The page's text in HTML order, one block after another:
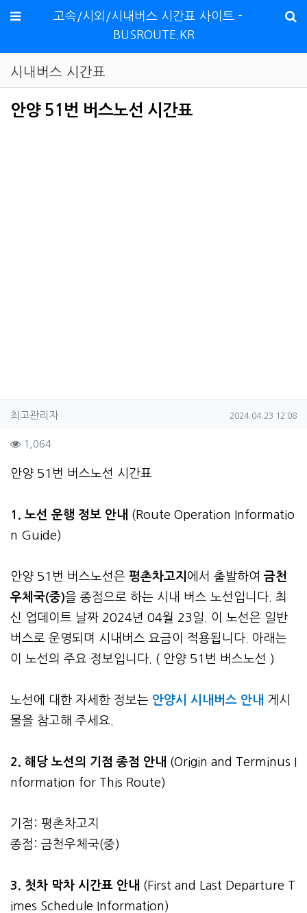
메뉴
고속/시외/시내버스 시간표 사이트 -
BUSROUTE.KR
시내버스 시간표
안양 51번 버스노선 시간표
작성자 정보
최고관리자작성 작성일
2024.04.23 12:08
컨텐츠 정보
1,064
본문
안양 51번 버스노선 시간표
1. 노선 운행 정보 안내 (Route Operation Informatio
n Guide)
안양 51번 버스노선은 평촌차고지 에서 출발하여 금천
우체국(중)을 종점으로 하는 시내 버스 노선입니다. 최
신 업데이트 날짜 2024년 04월 23일. 이 노선은 일반
버스로 운영되며 시내버스 요금이 적용됩니다. 아래는
이 노선의 주요 정보입니다. ( 안양 51번 버스노선 )
노선에 대한 자세한 정보는 안양시 시내버스 안내 게시
물을 참고해 주세요.
2. 해당 노선의 기점 종점 안내 (Origin and Terminus I
nformation for This Route)
기점: 평촌차고지
종점: 금천우체국(중)
3. 첫차 막차 시간표 안내 (First and Last Departure T
imes Schedule Information)